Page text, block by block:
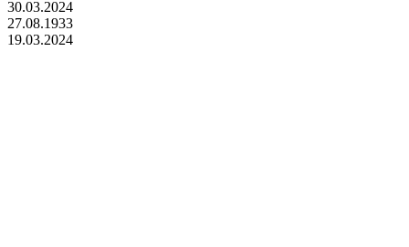
30.03.2024
27.08.1933
19.03.2024